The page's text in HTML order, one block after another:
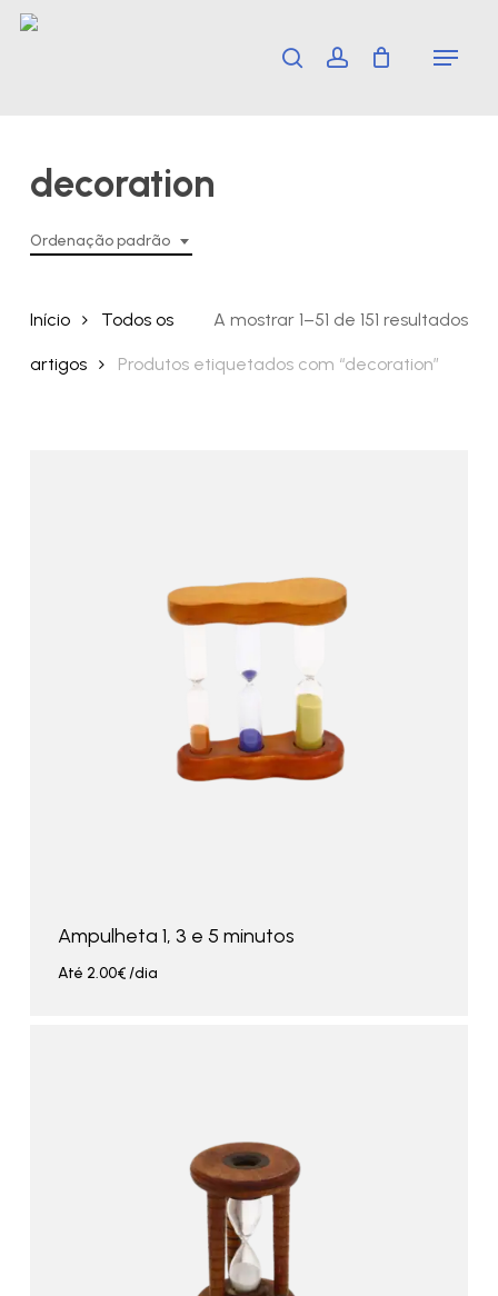
Skip
search account Menu
decoration
Ordenação padrão
A mostrar 1–51 de 151 resultados
Início Todos os
artigos Produtos etiquetados com “decoration”
Ampulheta 1, 3 e 5 minutos
Até 2.00€/dia